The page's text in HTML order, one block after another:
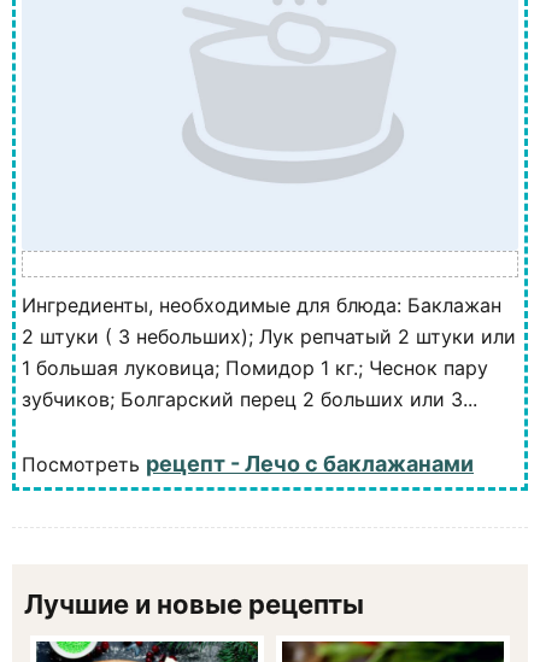
Ингредиенты, необходимые для блюда: Баклажан
2 штуки ( 3 небольших); Лук репчатый 2 штуки или
1 большая луковица; Помидор 1 кг.; Чеснок пару
зубчиков; Болгарский перец 2 больших или 3...
Посмотреть рецепт - Лечо с баклажанами
Лучшие и новые рецепты